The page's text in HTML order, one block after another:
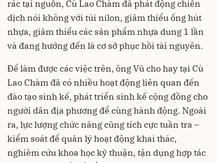
rác tại nguồn, Cù Lao Chàm đã phát động chiến
dịch nói không với túi nilon, giảm thiểu ống hút
nhựa, giảm thiểu các sản phẩm nhựa dung 1 lần
và đang hướng đến là cơ sở phục hồi tài nguyên.
Để làm được các việc trên, ông Vũ cho hay tại Cù
Lao Chàm đã có nhiều hoạt động liên quan đến
đào tạo sinh kế, phát triển sinh kế cộng đồng cho
người dân địa phương để cùng hành động. Ngoài
ra, lực lượng chức năng cũng tích cực tuần tra –
kiểm soát để quản lý hoạt động khai thác,
nghiêm cứu khoa học kỹ thuận, tận dụng hợp tác